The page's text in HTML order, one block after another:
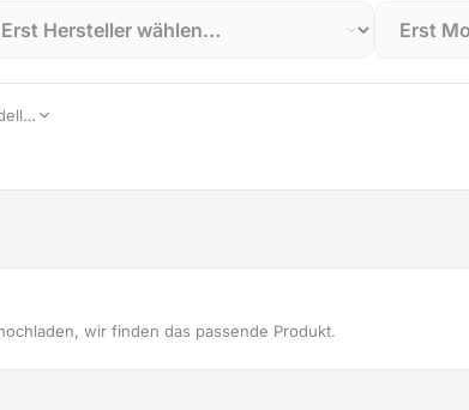
wir finden das passende Produkt.